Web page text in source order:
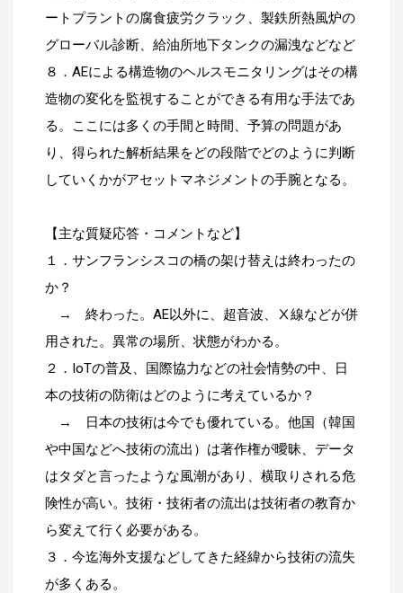
ートプラントの腐食疲労クラック、製鉄所熱風炉の
グローバル診断、給油所地下タンクの漏洩などなど
８．AEによる構造物のヘルスモニタリングはその構
造物の変化を監視することができる有用な手法であ
る。ここには多くの手間と時間、予算の問題があ
り、得られた解析結果をどの段階でどのように判断
していくかがアセットマネジメントの手腕となる。
【主な質疑応答・コメントなど】
１．サンフランシスコの橋の架け替えは終わったの
か？
→ 終わった。AE以外に、超音波、Ⅹ線などが併
用された。異常の場所、状態がわかる。
２．IoTの普及、国際協力などの社会情勢の中、日
本の技術の防衛はどのように考えているか？
→ 日本の技術は今でも優れている。他国（韓国
や中国などへ技術の流出）は著作権が曖昧、データ
はタダと言ったような風潮があり、横取りされる危
険性が高い。技術・技術者の流出は技術者の教育か
ら変えて行く必要がある。
３．今迄海外支援などしてきた経緯から技術の流失
が多くある。